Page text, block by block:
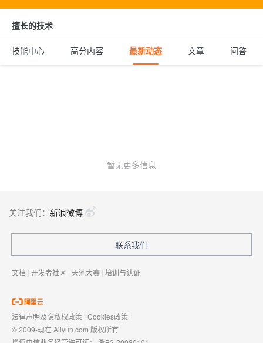
擅长的技术
技能中心 高分内容 最新动态 文章 问答
暂无更多信息
关注我们： 新浪微博
联系我们
文档 | 开发者社区 | 天池大赛 | 培训与认证
法律声明及隐私权政策 | Cookies政策
© 2009-现在 Aliyun.com 版权所有